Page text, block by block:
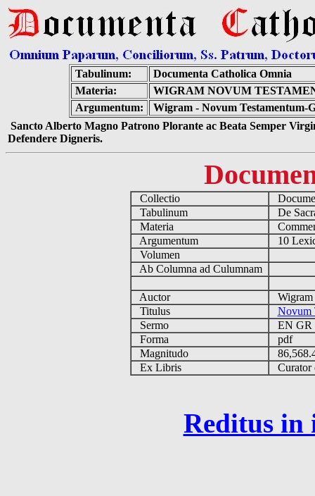
Tabulinum:
Documenta Catholica Omnia
Materia:
WIGRAM NOVUM
Argumentum:
Wigram - Novum Testamentum-
Sancto Alberto Magno Patrono Plorante ac Beata Semper
Defendere Digneris.
Collectio
Tabulinum
De
Materia
Argumentum
10
Volumen
Ab Columna ad Culumnam
Auctor
Titulus
Novum
Sermo
EN
Forma
pdf
Magnitudo
Ex Libris
Curator
Reditus in